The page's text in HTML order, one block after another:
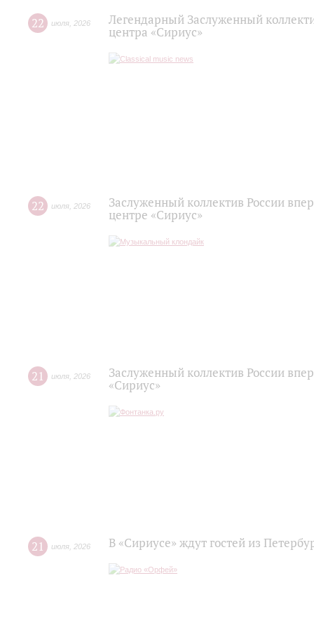
22 июля 2026
Легендарный Заслуженный
центра «Сириус»
22 июля 2026
Заслуженный коллектив России
центре «Сириус»
21 июля 2026
Заслуженный коллектив России
«Сириус»
21 июля 2026 В «Сириусе» ждут гостей из